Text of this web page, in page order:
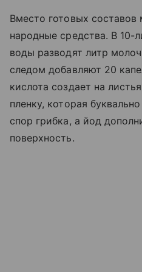
Вместо готовых
народные средства. В 10-
воды разводят литр
следом добавляют 20
кислота создает на
пленку, которая
спор грибка, а йод
поверхность.